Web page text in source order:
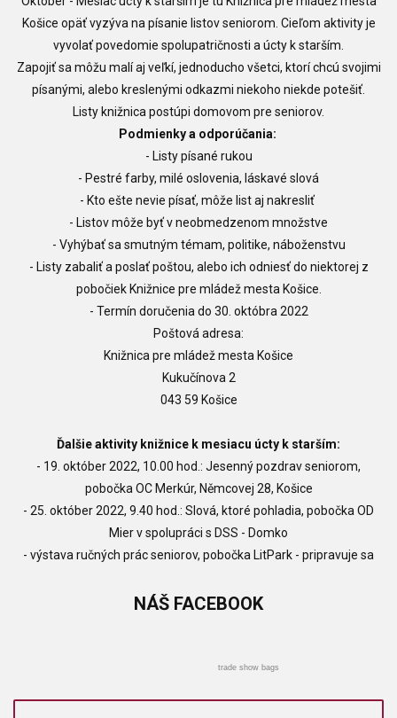
Košice opäť vyzýva na písanie listov seniorom. Cieľom aktivity je
vyvolať povedomie spolupatričnosti a úcty k starším.
Zapojiť sa môžu malí aj veľkí, jednoducho všetci, ktorí chcú svojimi
písanými, alebo kreslenými odkazmi niekoho niekde potešiť.
Listy knižnica postúpi domovom pre seniorov.
Podmienky a odporúčania:
- Listy písané rukou
- Pestré farby, milé oslovenia, láskavé slová
- Kto ešte nevie písať, môže list aj nakresliť
- Listov môže byť v neobmedzenom množstve
- Vyhýbať sa smutným témam, politike, náboženstvu
- Listy zabaliť a poslať poštou, alebo ich odniesť do niektorej z
pobočiek Knižnice pre mládež mesta Košice.
- Termín doručenia do 30. októbra 2022
Poštová adresa:
Knižnica pre mládež mesta Košice
Kukučínova 2
043 59 Košice
Ďalšie aktivity knižnice k mesiacu úcty k starším:
- 19. október 2022, 10.00 hod.: Jesenný pozdrav seniorom,
pobočka OC Merkúr, Němcovej 28, Košice
- 25. október 2022, 9.40 hod.: Slová, ktoré pohladia, pobočka OD
Mier v spolupráci s DSS - Domko
- výstava ručných prác seniorov, pobočka LitPark - pripravuje sa
NÁŠ FACEBOOK
trade show bags